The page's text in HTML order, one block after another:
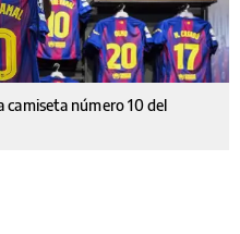
camiseta número 10 del